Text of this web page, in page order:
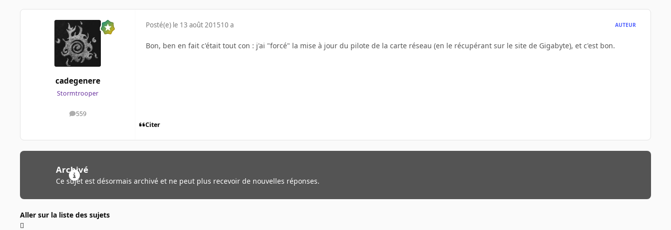
cadegenere
Stormtrooper
559
messages
Posté(e) le 13 août 201510 a AUTEUR
Bon, ben en fait c'était tout con : j'ai "forcé" la mise à jour du pilote de la carte réseau (en le récupérant sur le site de Gigabyte), et c'est bon.
Citer
Archivé
Ce sujet est désormais archivé et ne peut plus recevoir de nouvelles réponses.
Aller sur la liste des sujets